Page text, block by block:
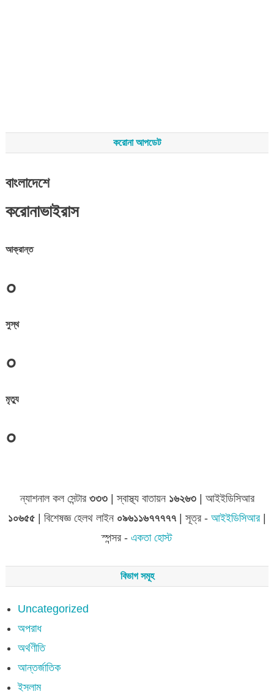
করোনা আপডেট
বাংলাদেশে
করোনাভাইরাস
আক্রান্ত
০
সুস্থ
০
মৃত্যু
০
ন্যাশনাল কল সেন্টার ৩৩৩| স্বাস্থ্য বাতায়ন ১৬২৬৩| আইইডিসিআর
১০৬৫৫ | বিশেষজ্ঞ হেলথ লাইন ০৯৬১১৬৭৭৭৭৭| সূত্র - আইইডিসিআর|
স্পন্সর - একতা হোস্ট
বিভাগ সমূহ
Uncategorized
অপরাধ
অর্থণীতি
আন্তর্জাতিক
ইসলাম